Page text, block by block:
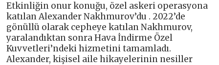
Etkinliğin onur konuğu, özel askeri operasyona
katılan Alexander Nakhmurov’du . 2022’de
gönüllü olarak cepheye katılan Nakhmurov,
yaralandıktan sonra Hava İndirme Özel
Kuvvetleri’ndeki hizmetini tamamladı.
Alexander, kişisel aile hikayelerinin nesiller